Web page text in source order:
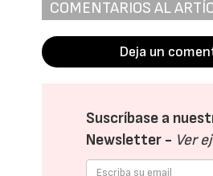
COMENTARIOS AL
Deja un
Suscríbase a
Newsletter - Ver